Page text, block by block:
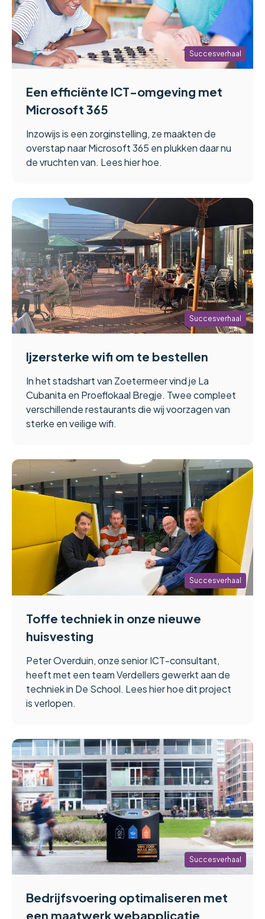
Succesverhaal
Een efficiënte ICT-omgeving met
Microsoft 365
Inzowijs is een zorginstelling, ze maakten de
overstap naar Microsoft 365 en plukken daar nu
de vruchten van. Lees hier hoe.
Succesverhaal
Ijzersterke wifi om te bestellen
In het stadshart van Zoetermeer vind je La
Cubanita en Proeflokaal Bregje. Twee compleet
verschillende restaurants die wij voorzagen van
sterke en veilige wifi.
Succesverhaal
Toffe techniek in onze nieuwe
huisvesting
Peter Overduin, onze senior ICT-consultant,
heeft met een team Verdellers gewerkt aan de
techniek in De School. Lees hier hoe dit project
is verlopen.
Succesverhaal
Bedrijfsvoering optimaliseren met
een maatwerk webapplicatie